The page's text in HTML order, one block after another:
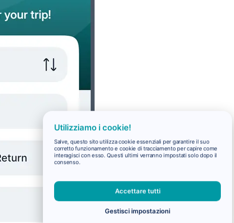
Utilizziamo i cookie!
Salve, questo sito utilizza cookie essenziali per garantire il suo
corretto funzionamento e cookie di tracciamento per capire come
interagisci con esso. Questi ultimi verranno impostati solo dopo il
consenso.
Accettare tutti
Gestisci impostazioni